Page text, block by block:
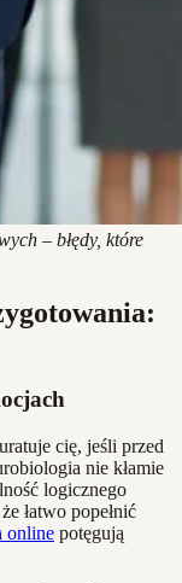
– błędy, które
cię, jeśli przed
nie kłamie
logicznego
łatwo popełnić
online potęgują